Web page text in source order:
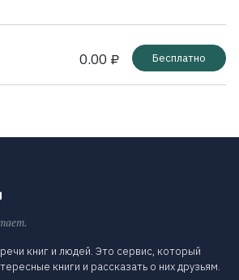
0.00 ₽ Бесплатно
книг и людей. Это сервис, который
книги и рассказать о них друзьям.